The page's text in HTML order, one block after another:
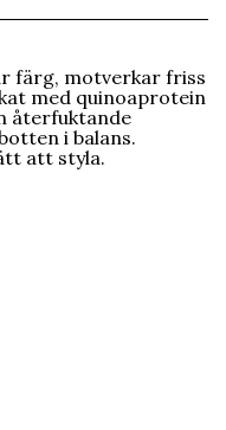
färg, motverkar friss
med quinoaprotein
återfuktande
i balans.
att styla.